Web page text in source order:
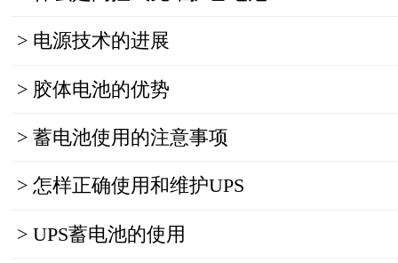
> 电源技术的进展
> 胶体电池的优势
> 蓄电池使用的注意事项
> 怎样正确使用和维护UPS
> UPS蓄电池的使用